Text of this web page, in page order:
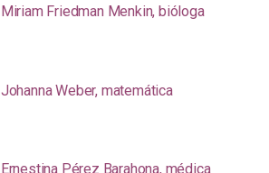
Miriam Friedman Menkin, bióloga
Johanna Weber, matemática
Ernestina Pérez Barahona, médica